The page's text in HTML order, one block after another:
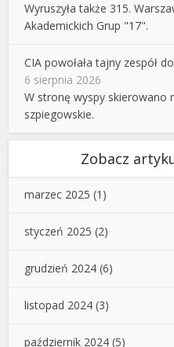
Wyruszyła także 315.
Akademickich Grup "17".
CIA powołała tajny zespół
6 sierpnia 2026
W stronę wyspy skierowano
szpiegowskie.
Zobacz
marzec 2025 (1)
styczeń 2025 (2)
grudzień 2024 (6)
listopad 2024 (3)
październik 2024 (5)